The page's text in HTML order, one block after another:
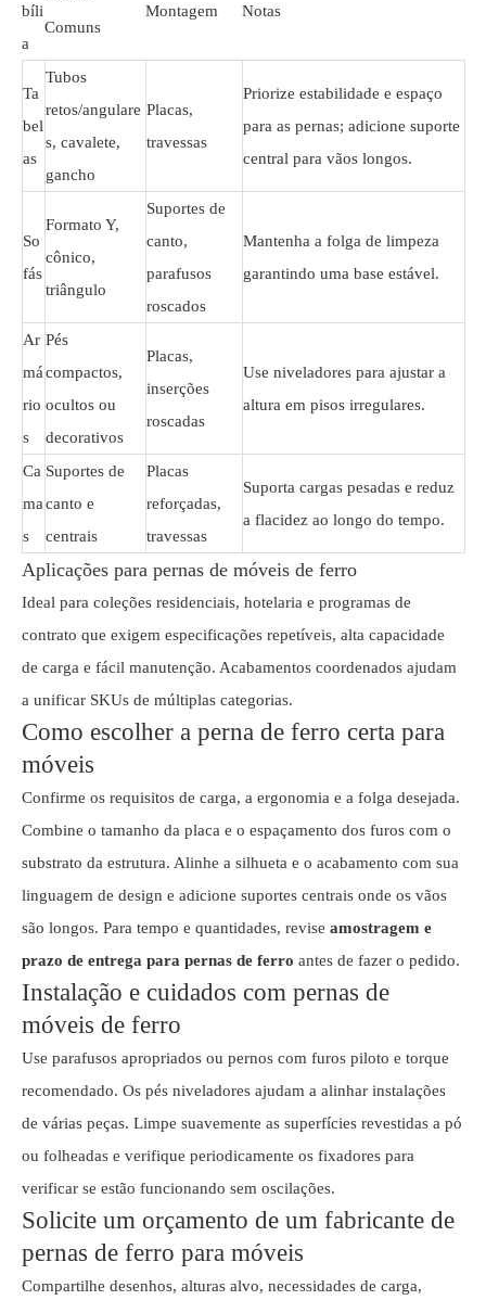
bíli
a
Comuns
Montagem Notas
Ta
bel
as
Tubos
retos/angulare
s, cavalete,
gancho
Placas,
travessas
Priorize estabilidade e espaço
para as pernas; adicione suporte
central para vãos longos.
So
fás
Formato Y,
cônico,
triângulo
Suportes de
canto,
parafusos
roscados
Mantenha a folga de limpeza
garantindo uma base estável.
Ar
má
rio
s
Pés
compactos,
ocultos ou
decorativos
Placas,
inserções
roscadas
Use niveladores para ajustar a
altura em pisos irregulares.
Ca
ma
s
Suportes de
canto e
centrais
Placas
reforçadas,
travessas
Suporta cargas pesadas e reduz
a flacidez ao longo do tempo.
Aplicações para pernas de móveis de ferro
Ideal para coleções residenciais, hotelaria e programas de
contrato que exigem especificações repetíveis, alta capacidade
de carga e fácil manutenção. Acabamentos coordenados ajudam
a unificar SKUs de múltiplas categorias.
Como escolher a perna de ferro certa para
móveis
Confirme os requisitos de carga, a ergonomia e a folga desejada.
Combine o tamanho da placa e o espaçamento dos furos com o
substrato da estrutura. Alinhe a silhueta e o acabamento com sua
linguagem de design e adicione suportes centrais onde os vãos
são longos. Para tempo e quantidades, revise amostragem e
prazo de entrega para pernas de ferro antes de fazer o pedido.
Instalação e cuidados com pernas de
móveis de ferro
Use parafusos apropriados ou pernos com furos piloto e torque
recomendado. Os pés niveladores ajudam a alinhar instalações
de várias peças. Limpe suavemente as superfícies revestidas a pó
ou folheadas e verifique periodicamente os fixadores para
verificar se estão funcionando sem oscilações.
Solicite um orçamento de um fabricante de
pernas de ferro para móveis
Compartilhe desenhos, alturas alvo, necessidades de carga,